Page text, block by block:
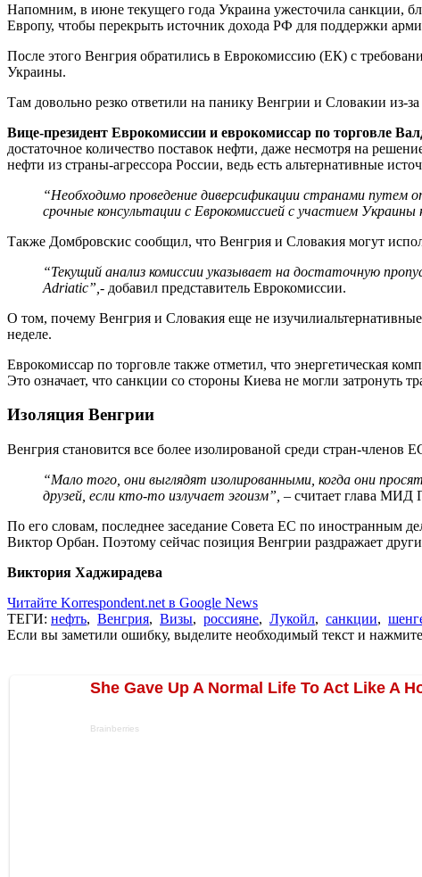
Напомним, в июне текущего года Украина ужесточила санкции,
Европу, чтобы перекрыть источник дохода РФ для поддержки
После этого Венгрия обратились в Еврокомиссию (ЕК) с
Украины.
Там довольно резко ответили на панику Венгрии и Словакии из-
Вице-президент Еврокомиссии и еврокомиссар по торговле
достаточное количество поставок нефти, даже несмотря на
нефти из страны-агрессора России, ведь есть альтернативные
“Необходимо проведение диверсификации странами путем
срочные консультации с Еврокомиссией с участием Украины
Также Домбровскис сообщил, что Венгрия и Словакия могут
“Текущий анализ комиссии указывает на достаточную
Adriatic” - добавил представитель Еврокомиссии.
О том, почему Венгрия и Словакия еще не
неделе.
Еврокомиссар по торговле также отметил, что энергетическая
Это означает, что санкции со стороны Киева не могли затронуть
Изоляция Венгрии
Венгрия становится все более изолированой среди стран-членов
“Мало того, они выглядят изолированными, когда они
друзей, если кто-то излучает эгоизм”, – считает глава МИД
По его словам, последнее заседание Совета ЕС по иностранным
Виктор Орбан. Поэтому сейчас позиция Венгрии раздражает
Виктория Хаджирадева
Читайте Korrespondent.net в Google News
ТЕГИ: нефть, Венгрия, Визы, россияне, Лукойл, санкции,
Если вы заметили ошибку, выделите необходимый текст и